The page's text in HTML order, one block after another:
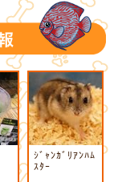
ｼﾞｬﾝｶﾞﾘｱﾝﾊﾑ
ｽﾀｰ